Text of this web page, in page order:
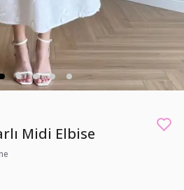
Midi Elbise